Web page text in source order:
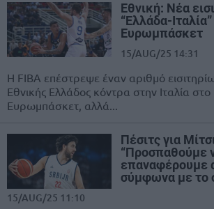
Εθνική: Νέα
“Ελλάδα-
Ευρωμπάσκετ
15/AUG/25 14:31
Η FIBA επέστρεψε έναν αριθμό
Εθνικής Ελλάδος κόντρα στην Ιταλία
Ευρωμπάσκετ, αλλά...
Πέσιτς για
“Προσπαθούμε
επαναφέρουμε
σύμφωνα με το
15/AUG/25 11:10